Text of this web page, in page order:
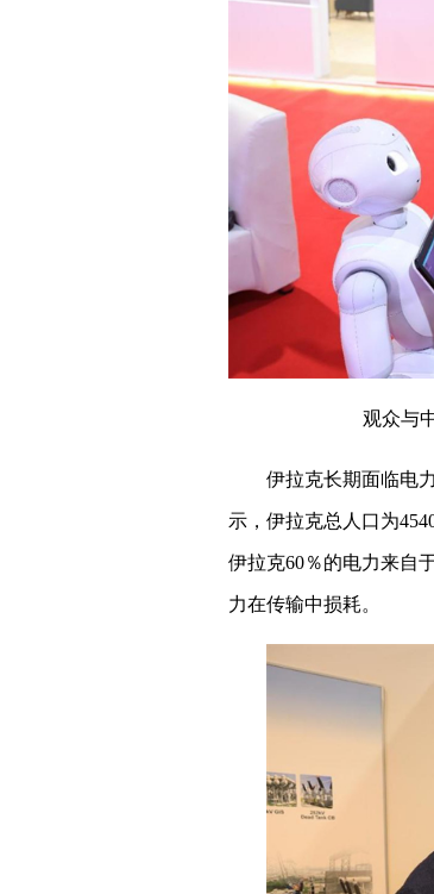
观众与
伊拉克长期面临电
示，伊拉克总人口为
伊拉克60％的电力来自
力在传输中损耗。